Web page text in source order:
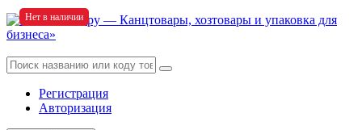
Регистрация
Авторизация
Нет в наличии